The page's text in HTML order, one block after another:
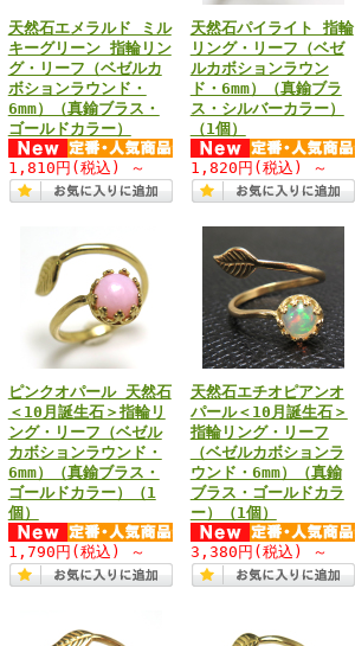
天然石エメラルド ミル
キーグリーン 指輪リン
グ・リーフ（ベゼルカ
ボションラウンド・
6mm）（真鍮ブラス・
ゴールドカラー）
1,810円 (税込) ～
天然石パイライト 指輪
リング・リーフ（ベゼ
ルカボションラウン
ド・6mm）（真鍮ブラ
ス・シルバーカラー）
（1個）
1,820円 (税込) ～
ピンクオパール 天然石
＜10月誕生石＞指輪リ
ング・リーフ（ベゼル
カボションラウンド・
6mm）（真鍮ブラス・
ゴールドカラー）（1
個）
1,790円 (税込) ～
天然石エチオピアンオ
パール＜10月誕生石＞
指輪リング・リーフ
（ベゼルカボションラ
ウンド・6mm）（真鍮
ブラス・ゴールドカラ
ー）（1個）
3,380円 (税込) ～